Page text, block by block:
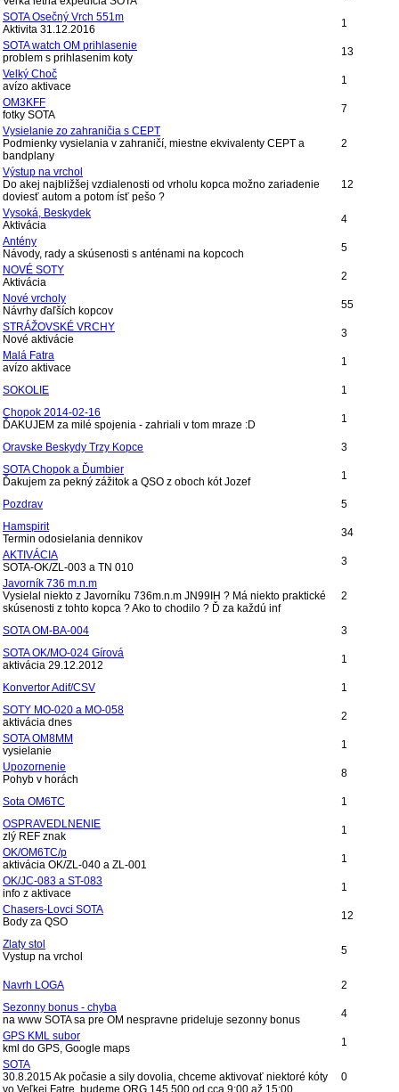
SOTA Osečný Vrch 551m
Aktivita 31.12.2016
1
SOTA watch OM prihlasenie
problem s prihlasenim koty
13
Velký Choč
avízo aktivace
1
OM3KFF
fotky SOTA
7
Vysielanie zo zahraničia s CEPT
Podmienky vysielania v zahraničí, miestne ekvivalenty CEPT a
bandplany
2
Výstup na vrchol
Do akej najbližšej vzdialenosti od vrholu kopca možno zariadenie
doviesť autom a potom ísť pešo ?
12
Vysoká, Beskydek
Aktivácia
4
Antény
Návody, rady a skúsenosti s anténami na kopcoch
5
NOVÉ SOTY
Aktivácia
2
Nové vrcholy
Návrhy ďaľších kopcov
55
STRÁŽOVSKÉ VRCHY
Nové aktivácie
3
Malá Fatra
avízo aktivace
1
SOKOLIE
1
Chopok 2014-02-16
ĎAKUJEM za milé spojenia - zahriali v tom mraze :D
1
Oravske Beskydy Trzy Kopce
3
SOTA Chopok a Ďumbier
Ďakujem za pekný zážitok a QSO z oboch kót Jozef
1
Pozdrav
5
Hamspirit
Termin odosielania dennikov
34
AKTIVÁCIA
SOTA-OK/ZL-003 a TN 010
3
Javorník 736 m.n.m
Vysielal niekto z Javorníku 736m.n.m JN99IH ? Má niekto praktické
skúsenosti z tohto kopca ? Ako to chodilo ? Ď za každú inf
2
SOTA OM-BA-004
3
SOTA OK/MO-024 Gírová
aktivácia 29.12.2012
1
Konvertor Adif/CSV
1
SOTY MO-020 a MO-058
aktivácia dnes
2
SOTA OM8MM
vysielanie
1
Upozornenie
Pohyb v horách
8
Sota OM6TC
1
OSPRAVEDLNENIE
zlý REF znak
1
OK/OM6TC/p
aktivácia OK/ZL-040 a ZL-001
1
OK/JC-083 a ST-083
info z aktivace
1
Chasers-Lovci SOTA
Body za QSO
12
Zlaty stol
Vystup na vrchol
5
Navrh LOGA
2
Sezonny bonus - chyba
na www SOTA sa pre OM nespravne prideluje sezonny bonus
4
GPS KML subor
kml do GPS, Google maps
1
SOTA
30.8.2015 Ak počasie a sily dovolia, chceme aktivovať niektoré kóty
vo Veľkej Fatre, budeme QRG 145.500 od cca 9:00 až 15:00
0